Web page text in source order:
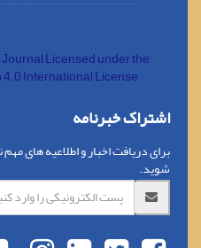
Licensedunder the
International License
اشتراک خبرنامه
برای دریافت اخبار و اطلاعیه های
شوید.